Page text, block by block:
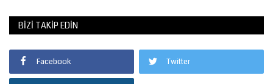
BIZI TAKIP EDIN
Facebook Twitter